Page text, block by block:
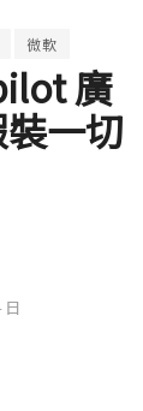
微軟
廣
一切